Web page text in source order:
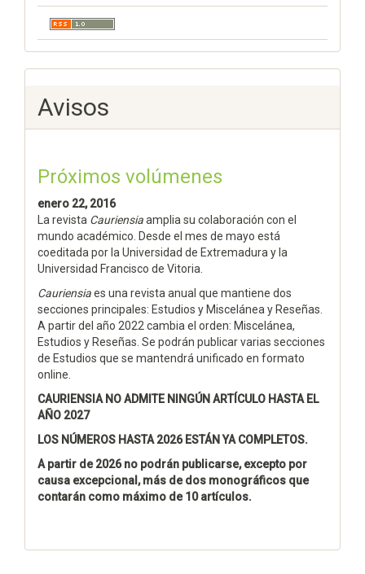
Avisos
Próximos volúmenes
enero 22, 2016
La revista Cauriensiaamplia su colaboración con el
mundo académico. Desde el mes de mayo está
coeditada por la Universidad de Extremadura y la
Universidad Francisco de Vitoria.
Cauriensiaes una revista anual que mantiene dos
secciones principales: Estudios y Miscelánea y Reseñas.
A partir del año 2022 cambia el orden: Miscelánea,
Estudios y Reseñas. Se podrán publicar varias secciones
de Estudios que se mantendrá unificado en formato
online.
CAURIENSIA NO ADMITE NINGÚN ARTÍCULO HASTA EL
AÑO 2027
LOS NÚMEROS HASTA 2026 ESTÁN YA COMPLETOS.
A partir de 2026 no podrán publicarse, excepto por
causa excepcional, más de dos monográficos que
contarán como máximo de 10 artículos.